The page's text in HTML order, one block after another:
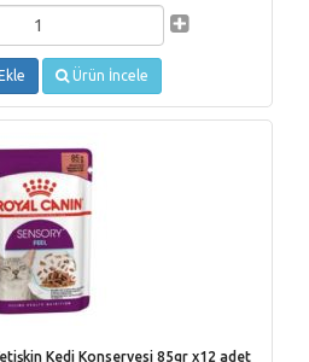
Ürün İncele
Kedi Konservesi 85gr x12 adet